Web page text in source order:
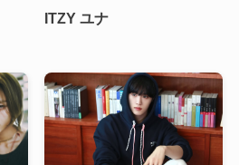
ITZY ユナ